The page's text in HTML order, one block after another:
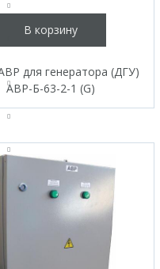
В корзину
для генератора (ДГУ)
АВР-Б-63-2-1 (G)